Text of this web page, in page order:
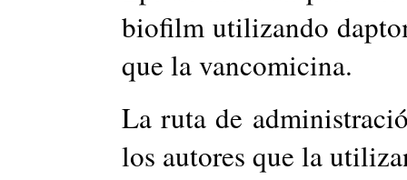
biofilm utilizando
que la vancomicina.
La ruta de
los autores que la